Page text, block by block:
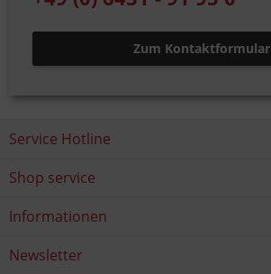
Zum Kontaktformular
Service Hotline
Shop service
Informationen
Newsletter